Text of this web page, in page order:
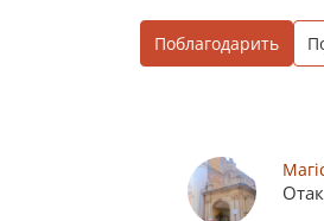
Поблагодарить